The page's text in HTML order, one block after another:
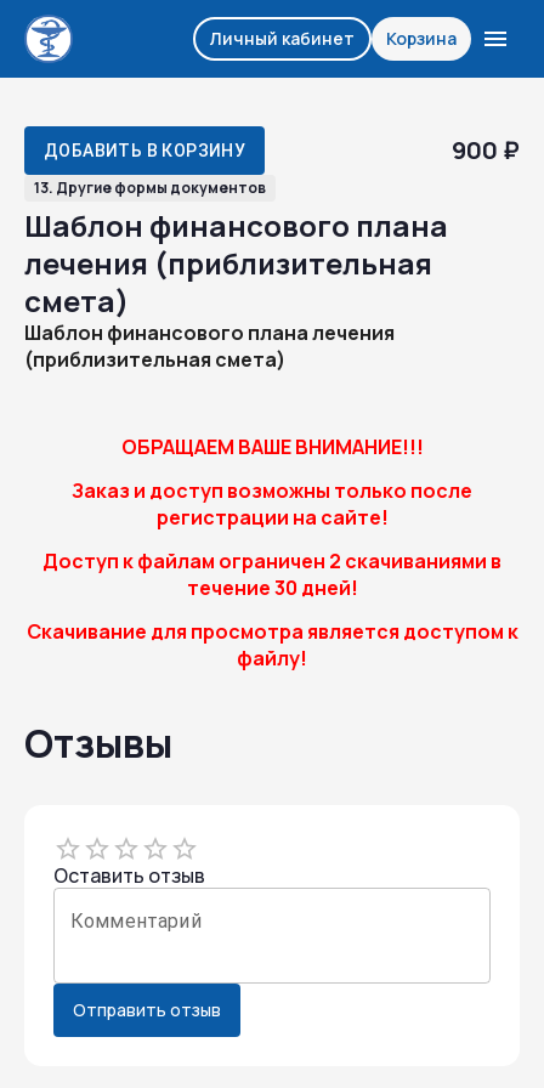
Личный кабинет Корзина
13. Другие формы документов
Шаблон финансового плана
лечения (приблизительная
смета)
Шаблон финансового плана лечения
(приблизительная смета)
ОБРАЩАЕМ ВАШЕ ВНИМАНИЕ!!!
Заказ и доступ возможны только после
регистрации на сайте!
Доступ к файлам ограничен 2 скачиваниями в
течение 30 дней!
Скачивание для просмотра является доступом к
файлу!
900 ₽
ДОБАВИТЬ В КОРЗИНУ
Отзывы
Оставить отзыв
1 Star
2 Stars
3 Stars
4 Stars
5 Stars
Комментарий
Отправить отзыв